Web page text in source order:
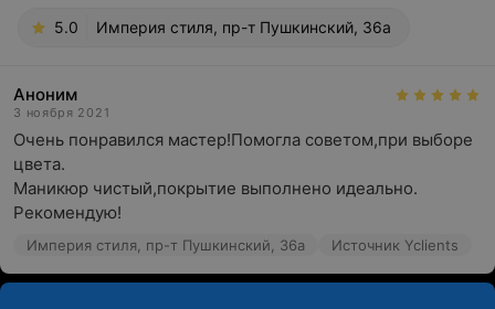
5.0 Империя стиля, пр-т Пушкинский, 36а
Аноним
3 ноября 2021
Очень понравился мастер!Помогла советом,при выборе
цвета.
Маникюр чистый,покрытие выполнено идеально.
Рекомендую!
Империя стиля, пр-т Пушкинский, 36а Источник Yclients